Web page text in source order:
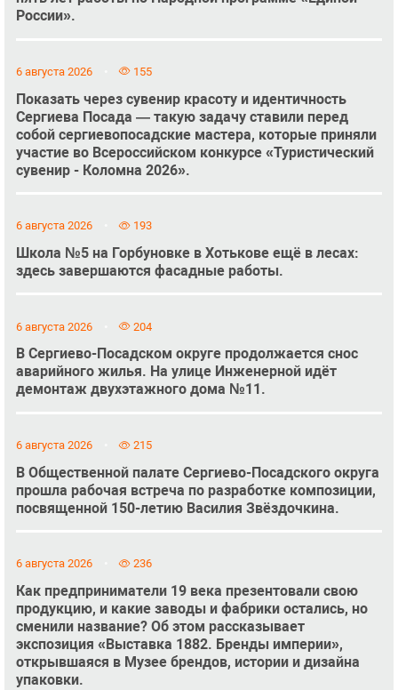
России».
6 августа 2026 155
Показать через сувенир красоту и идентичность
Сергиева Посада — такую задачу ставили перед
собой сергиевопосадские мастера, которые приняли
участие во Всероссийском конкурсе «Туристический
сувенир - Коломна 2026».
6 августа 2026 193
Школа №5 на Горбуновке в Хотькове ещё в лесах:
здесь завершаются фасадные работы.
6 августа 2026 204
В Сергиево-Посадском округе продолжается снос
аварийного жилья. На улице Инженерной идёт
демонтаж двухэтажного дома №11.
6 августа 2026 215
В Общественной палате Сергиево-Посадского округа
прошла рабочая встреча по разработке композиции,
посвященной 150-летию Василия Звёздочкина.
6 августа 2026 236
Как предприниматели 19 века презентовали свою
продукцию, и какие заводы и фабрики остались, но
сменили название? Об этом рассказывает
экспозиция «Выставка 1882. Бренды империи»,
открывшаяся в Музее брендов, истории и дизайна
упаковки.